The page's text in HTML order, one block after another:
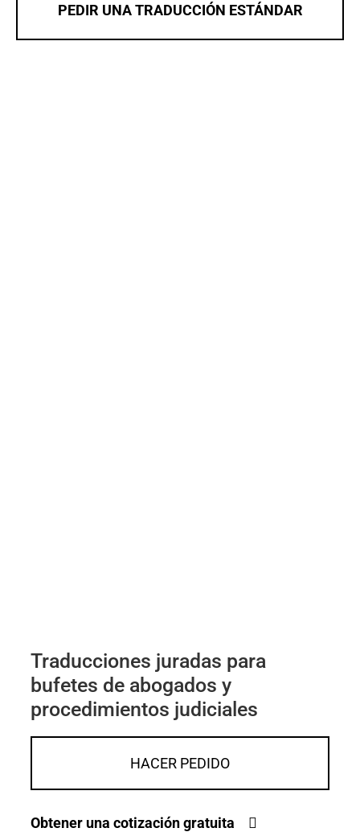
PEDIR UNA TRADUCCIÓN ESTÁNDAR
Traducciones juradas para
bufetes de abogados y
procedimientos judiciales
HACER PEDIDO
Obtener una cotización gratuita